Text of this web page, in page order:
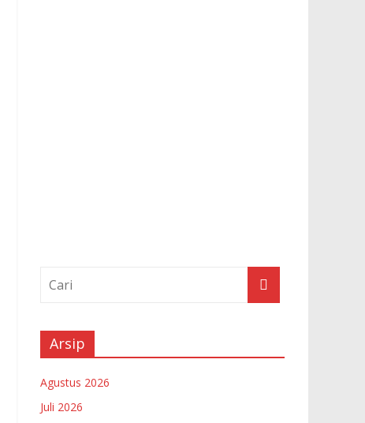
Arsip
Agustus 2026
Juli 2026